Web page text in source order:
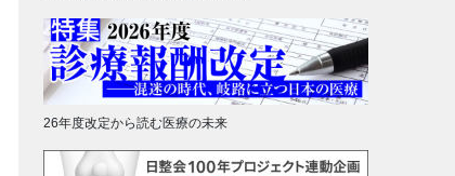
26年度改定から読む医療の未来